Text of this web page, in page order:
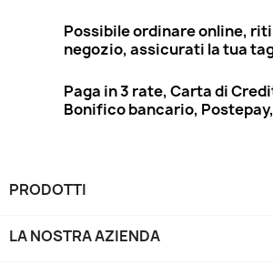
Possibile ordinare online,
negozio, assicurati la tua
Paga in 3 rate, Carta di
Bonifico bancario,
PRODOTTI
LA NOSTRA AZIENDA